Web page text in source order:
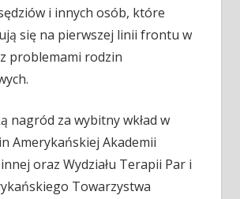
i innych osób, które
się na pierwszej linii frontu w
problemami rodzin
nagród za wybitny wkład w
Amerykańskiej Akademii
oraz Wydziału Terapii Par i
Towarzystwa